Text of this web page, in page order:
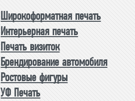
Широкоформатная печать
Интерьерная печать
Печать визиток
Брендирование автомобиля
Ростовые фигуры
УФ Печать